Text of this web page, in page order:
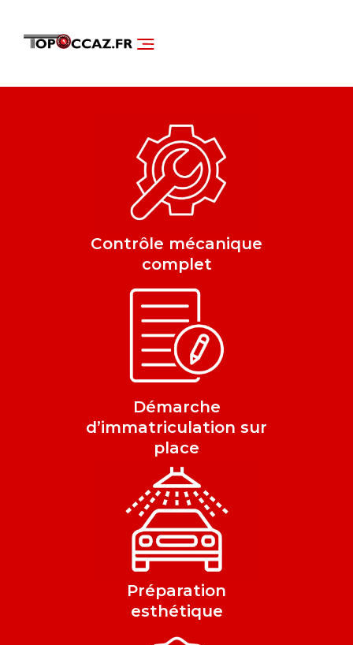
Contrôle mécanique
complet
Démarche
d’immatriculation sur
place
Préparation
esthétique